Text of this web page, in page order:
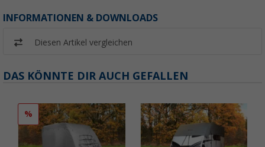
INFORMATIONEN & DOWNLOADS
Diesen Artikel vergleichen
DAS KÖNNTE DIR AUCH GEFALLEN
%